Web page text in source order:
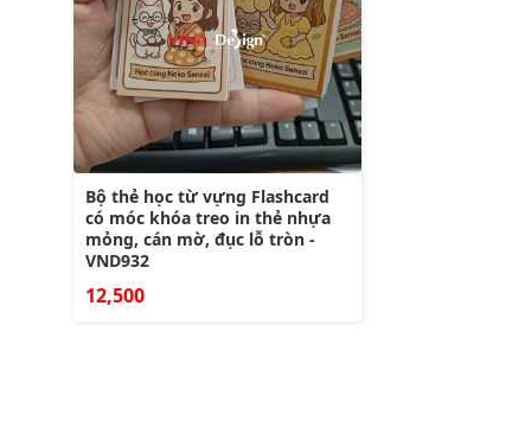
Bộ thẻ học từ vựng Flashcard
có móc khóa treo in thẻ nhựa
mỏng, cán mờ, đục lỗ tròn -
VND932
12,500